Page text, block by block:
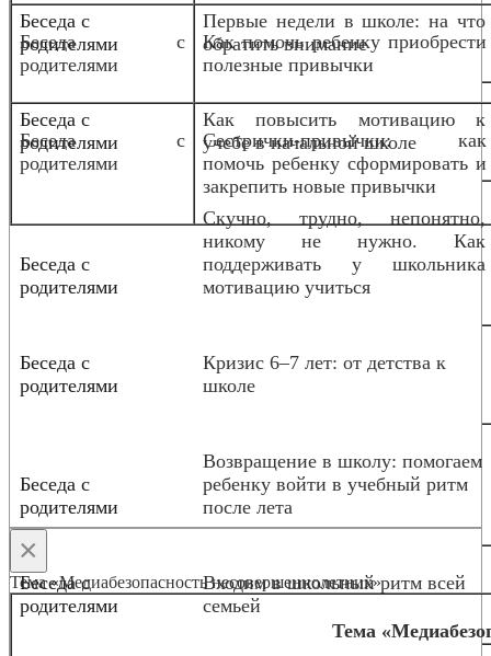
Беседа с
родителями
Первые недели в школе: на что
обратить внимание
Беседа с
родителями
Как повысить мотивацию к
учебе в начальной школе
Беседа с
родителями
Скучно, трудно, непонятно,
никому не нужно. Как
поддерживать у школьника
мотивацию учиться
Беседа с
родителями
Кризис 6–7 лет: от детства к
школе
Беседа с
родителями
Возвращение в школу: помогаем
ребенку войти в учебный ритм
после лета
Беседа с
родителями
Входим в школьный ритм всей
семьей
Беседа с
родителями
Как помочь ребенку приобрести
полезные привычки
Беседа с
родителями
Сестрички-привычки: как
помочь ребенку сформировать и
закрепить новые привычки
×
Тема «Медиабезопасность несовершеннолетних»
Тема